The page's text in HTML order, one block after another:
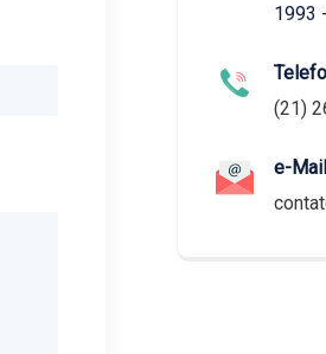
1993
(21)
e-Mail